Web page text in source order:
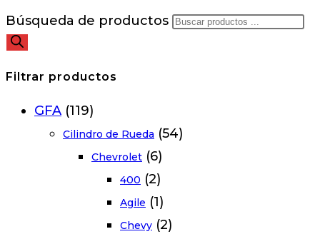
Búsqueda de productos
Filtrar productos
GFA (119)
Cilindro de Rueda (54)
Chevrolet (6)
400 (2)
Agile (1)
Chevy (2)